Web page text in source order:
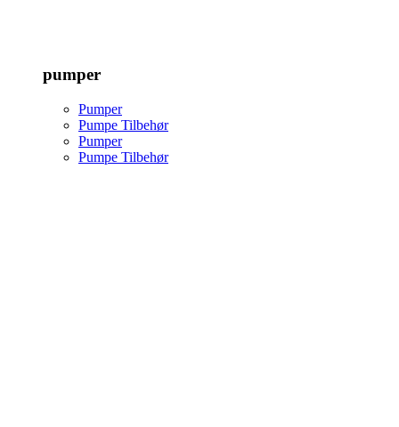
pumper
Pumper
Pumpe Tilbehør
Pumper
Pumpe Tilbehør